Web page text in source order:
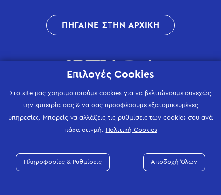
ΠΗΓΑΙΝΕ ΣΤΗΝ ΑΡΧΙΚΗ
Επιλογές Cookies
Στο site μας χρησιμοποιούμε cookies για να βελτιώνουμε συνεχώς
την εμπειρία σας & να σας προσφέρουμε εξατομικευμένες
υπηρεσίες. Μπορείς να αλλάξεις τις ρυθμίσεις των cookies σου ανά
πάσα στιγμή. Πολιτική Cookies
Πληροφορίες & Ρυθμίσεις Αποδοχή Όλων